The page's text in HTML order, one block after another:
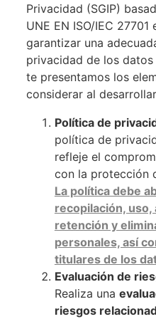
Privacidad (SGIP)
UNE EN ISO/IEC
garantizar una
privacidad de los
te presentamos los
considerar al
Política de
política de
refleje el
con la protección
La política debe
recopilación,
retención y
personales, así
titulares de los
Evaluación de
Realiza una
riesgos